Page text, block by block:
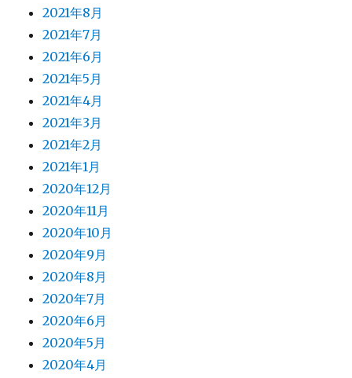
2021年8月
2021年7月
2021年6月
2021年5月
2021年4月
2021年3月
2021年2月
2021年1月
2020年12月
2020年11月
2020年10月
2020年9月
2020年8月
2020年7月
2020年6月
2020年5月
2020年4月